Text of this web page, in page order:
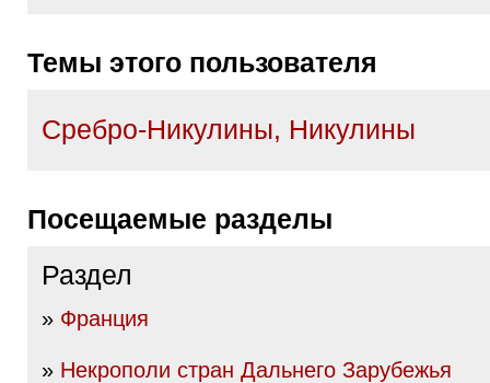
Темы этого пользователя
Сребро-Никулины, Никулины
Посещаемые разделы
Раздел
» Франция
» Некрополи стран Дальнего Зарубежья